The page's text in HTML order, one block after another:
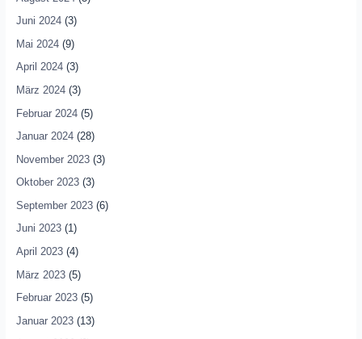
Juni 2024(3)
Mai 2024(9)
April 2024(3)
März 2024(3)
Februar 2024(5)
Januar 2024(28)
November 2023(3)
Oktober 2023(3)
September 2023(6)
Juni 2023(1)
April 2023(4)
März 2023(5)
Februar 2023(5)
Januar 2023(13)